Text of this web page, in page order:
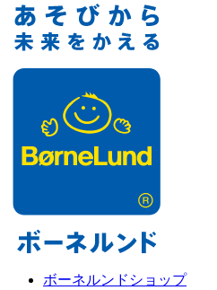
ボーネルンドショップ